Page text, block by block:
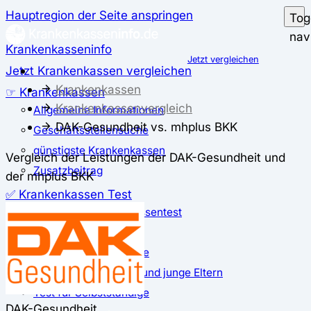
Hauptregion der Seite anspringen
Krankenkasseninfo
Jetzt Krankenkassen vergleichen
☞ Krankenkassen
Allgemeine Informationen
Geschäftsstellensuche
günstigste Krankenkassen
Zusatzbeitrag
✅ Krankenkassen Test
Der große Krankenkassentest
Test für Studierende
Test für Auszubildende
Test für Schwangere und junge Eltern
Test für Selbstständige
Jetzt vergleichen
Krankenkassen
Krankenkassenvergleich
DAK-Gesundheit vs. mhplus BKK
Vergleich der Leistungen der DAK-Gesundheit und
der mhplus BKK